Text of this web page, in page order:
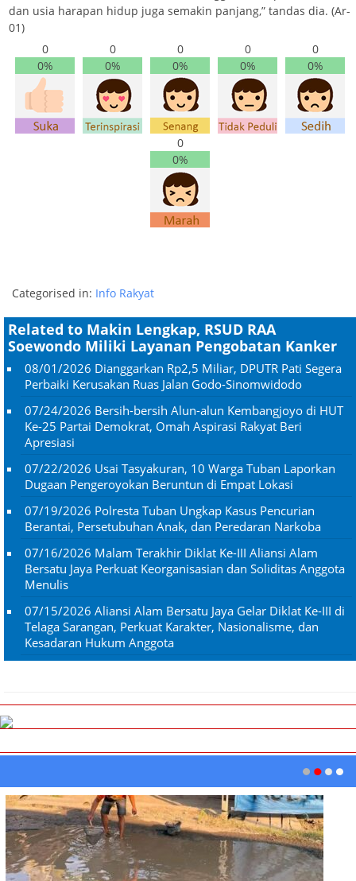
dan usia harapan hidup juga semakin panjang,” tandas dia. (Ar-
01)
0
0%
0
0%
0
0%
0
0%
0
0%
0
0%
Categorised in: Info Rakyat
Related to Makin Lengkap, RSUD RAA
Soewondo Miliki Layanan Pengobatan Kanker
08/01/2026 Dianggarkan Rp2,5 Miliar, DPUTR Pati Segera
Perbaiki Kerusakan Ruas Jalan Godo-Sinomwidodo
07/24/2026 Bersih-bersih Alun-alun Kembangjoyo di HUT
Ke-25 Partai Demokrat, Omah Aspirasi Rakyat Beri
Apresiasi
07/22/2026 Usai Tasyakuran, 10 Warga Tuban Laporkan
Dugaan Pengeroyokan Beruntun di Empat Lokasi
07/19/2026 Polresta Tuban Ungkap Kasus Pencurian
Berantai, Persetubuhan Anak, dan Peredaran Narkoba
07/16/2026 Malam Terakhir Diklat Ke-III Aliansi Alam
Bersatu Jaya Perkuat Keorganisasian dan Soliditas Anggota
Menulis
07/15/2026 Aliansi Alam Bersatu Jaya Gelar Diklat Ke-III di
Telaga Sarangan, Perkuat Karakter, Nasionalisme, dan
Kesadaran Hukum Anggota